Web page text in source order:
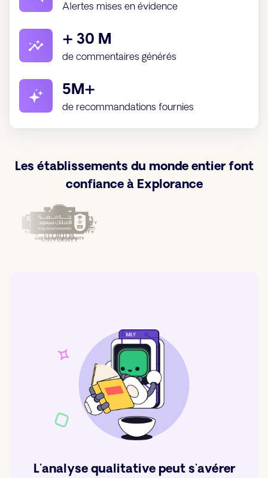
Alertes mises en évidence
+ 30 M
de commentaires générés
5M+
de recommandations fournies
Les établissements du monde entier font
confiance à Explorance
L'analyse qualitative peut s'avérer